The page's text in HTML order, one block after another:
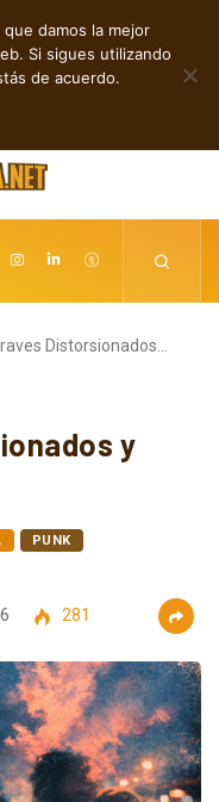
destacados
Distorsionados…
y
PUNK
281
damos la mejor
Si sigues utilizando
de acuerdo.